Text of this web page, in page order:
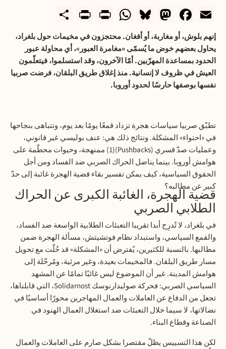
Email
Facebook
Mastodon
Bluesky
WhatsApp
Print
إنهم بلوش، أو مغاربة، أو أفغان. محتجزون في مخيمات حول بلغراد،
يحاول بعضهم خوض ما يُسمّى «مغامرة العبور»، أي محاولة عبور
الحدود بمساعدة المهرّبين. أمّا الآخرون، وقد استسلموا، فيتعلّمون
العيش في ظروف لا إنسانية. منذ إغلاق طريق البلقان، فرضت صربيا
نفسها بوصفها حارسًا لحدود أوروبا.
تطبّق صربيا سياسات هجرة تزداد قمعًا يومًا بعد يوم، وتتباهى بنجاحها
في «احتواء» المشكلة. ونتائج ذلك هي: عنف بوليسي غير قانوني،
وعمليات صدّ قسري (Pushbacks
)(1) ممنهجة، وحيوات محطّمة على
هوامش أوروبا. بينما يناضل الحراك الصربي ضد الفساد ومن أجل
الحقوق السياسية، كيف يمكن تفسير بقاء قضية الهجرة غائبة إلى حدّ
كبير عن مطالبه؟
قضية الهجرة، الغائبة الكبرى عن الحراك
الطلابي الصربي
في بلغراد، لا تُدرِج أبدا تقريبا التعبئات الطلابية الواسعة ضد الفساد،
والقمع السياسي، واستبداد نظام فوتشيتش، مسألة الهجرة ضمن
مطالبها. بالنسبة للكثيرين، يُفترض أن «المشكلة» قد حُلّت مع تحويل
مسار طريق البلقان. فالمخيمات بعيدة، وغير مرئية، ومُرحّلة إلى
هوامش المدينة. غير أن الموضوع ليس غائبًا تمامًا عن المشهد
السياسي الصربي: فحركة صوليدارنوسكSolidarnost، التي قابلناها،
تجعل من الدفاع عن العاملات والعمال المهاجرين محورًا أساسيًا في
نضالاتها، لا سيما خلال التعبئات ضد استغلال العمال الهنود في
الصناعة وقطاع البناء.
لكن هذا التسييس يظلّ مقتصرا بشكل صارم على العاملات والعمال